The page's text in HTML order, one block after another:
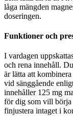
låga mängden
doseringen.
Funktioner och
I vardagen
och rena innehåll.
är lätta att
vid sänggående
innehåller 125 mg
för dig som vill börja
finjustera intaget i